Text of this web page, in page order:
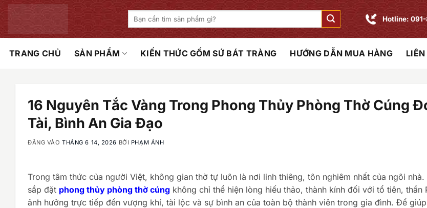
Bỏ
qua
nội
Tìm
kiếm:
Hotline:
TRANG CHỦ SẢN PHẨM KIẾN THỨC GỐM SỨ BÁT TRÀNG HƯỚNG DẪN MUA HÀNG LIÊN
16 Nguyên Tắc Vàng Trong Phong Thủy Phòng Thờ Cúng
Tài, Bình An Gia Đạo
ĐĂNG VÀOTHÁNG 6 14, 2026 BỞI PHẠM ÁNH
Trong tâm thức của người Việt, không gian thờ tự luôn là nơi linh thiêng, tôn nghiêm nhất của ngôi
sắp đặt phong thủy phòng thờ cúng không chỉ thể hiện lòng hiếu thảo, thành kính đối với tổ tiên, thần
ảnh hưởng trực tiếp đến vượng khí, tài lộc và sự bình an của toàn bộ thành viên trong gia đình. Để